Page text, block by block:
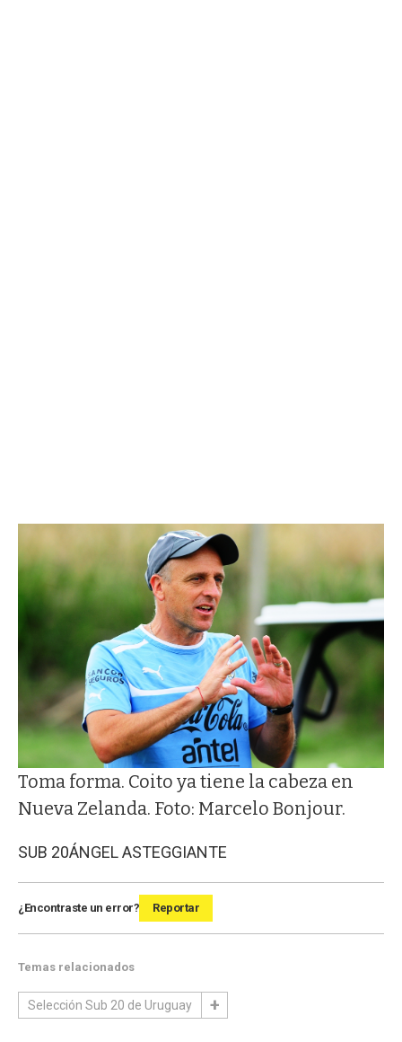
Toma forma. Coito ya tiene la cabeza en
Nueva Zelanda. Foto: Marcelo Bonjour.
SUB 20ÁNGEL ASTEGGIANTE
¿Encontraste un error? Reportar
Temas relacionados
Selección Sub 20 de Uruguay